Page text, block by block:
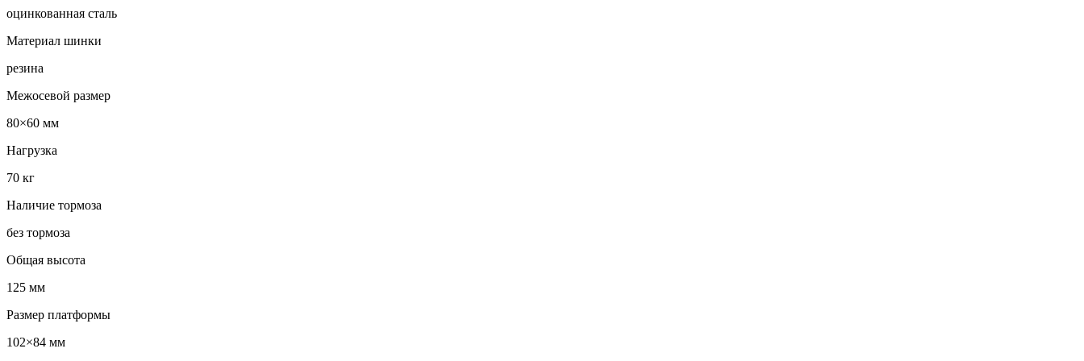
оцинкованная сталь
Материал шинки
резина
Межосевой размер
80×60 мм
Нагрузка
70 кг
Наличие тормоза
без тормоза
Общая высота
125 мм
Размер платформы
102×84 мм